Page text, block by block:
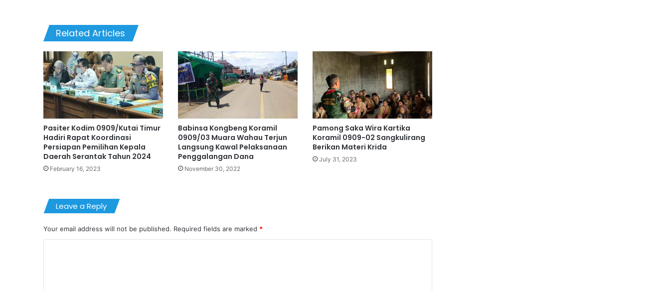
Related Articles
Pasiter Kodim 0909/Kutai Timur
Hadiri Rapat Koordinasi
Persiapan Pemilihan Kepala
Daerah Serantak Tahun 2024
February 16, 2023
Babinsa Kongbeng Koramil
0909/03 Muara Wahau Terjun
Langsung Kawal Pelaksanaan
Penggalangan Dana
November 30, 2022
Pamong Saka Wira Kartika
Koramil 0909-02 Sangkulirang
Berikan Materi Krida
July 31, 2023
Leave a Reply
Your email address will not be published. Required fields are marked *